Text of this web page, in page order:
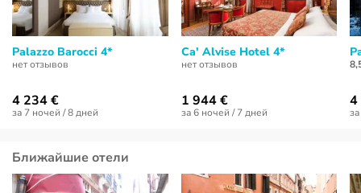
Palazzo Barocci 4*
нет отзывов
4 234 €
за 7 ночей / 8 дней
Ca' Alvise Hotel 4*
нет отзывов
1 944 €
за 6 ночей / 7 дней
4
Ближайшие отели